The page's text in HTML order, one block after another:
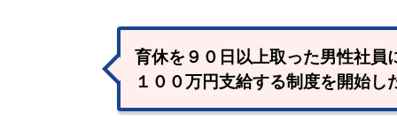
育休を９０日以上取った男性社員
１００万円支給する制度を開始し